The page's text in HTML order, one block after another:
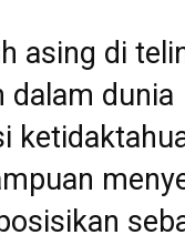
asing di
dalam dunia